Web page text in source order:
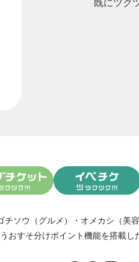
既にツク
チソウ（グルメ） ・ オメカシ（美容
おすそ分けポイント機能を搭載し